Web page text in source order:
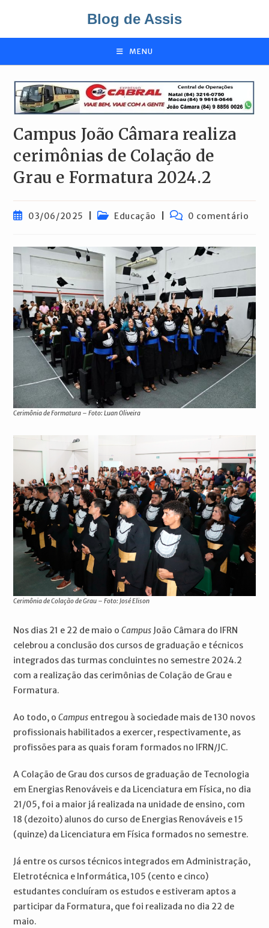
o
Blog de Assis
MENU
Campus João Câmara realiza
cerimônias de Colação de
Grau e Formatura 2024.2
Post03/06/2025
Categoria
Educação
Comentários
0 comentário
Cerimônia de Formatura – Foto: Luan Oliveira
Cerimônia de Colação de Grau – Foto: José Elison
Nos dias 21 e 22 de maio oCampus João Câmara do IFRN
celebrou a conclusão dos cursos de graduação e técnicos
integrados das turmas concluintes no semestre 2024.2
com a realização das cerimônias de Colação de Grau e
Formatura.
Ao todo, oCampus entregou à sociedade mais de 130 novos
profissionais habilitados a exercer, respectivamente, as
profissões para as quais foram formados no IFRN/JC.
A Colação de Grau dos cursos de graduação de Tecnologia
em Energias Renováveis e da Licenciatura em Física, no dia
21/05, foi a maior já realizada na unidade de ensino, com
18 (dezoito) alunos do curso de Energias Renováveis e 15
(quinze) da Licenciatura em Física formados no semestre.
Já entre os cursos técnicos integrados em Administração,
Eletrotécnica e Informática, 105 (cento e cinco)
estudantes concluíram os estudos e estiveram aptos a
participar da Formatura, que foi realizada no dia 22 de
maio.